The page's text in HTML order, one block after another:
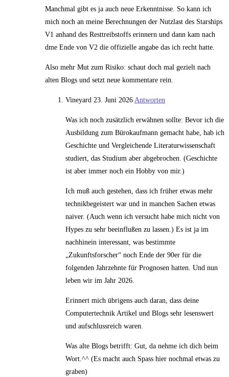
Manchmal gibt es ja auch neue Erkenntnisse. So kann ich
mich noch an meine Berechnungen der Nutzlast des Starships
V1 anhand des Resttreibstoffs erinnern und dann kam nach
dme Ende von V2 die offizielle angabe das ich recht hatte.
Also mehr Mut zum Risiko: schaut doch mal gezielt nach
alten Blogs und setzt neue kommentare rein.
Vineyard 23. Juni 2026 Antworten
Was ich noch zusätzlich erwähnen sollte: Bevor ich die
Ausbildung zum Bürokaufmann gemacht habe, hab ich
Geschichte und Vergleichende Literaturwissenschaft
studiert, das Studium aber abgebrochen. (Geschichte
ist aber immer noch ein Hobby von mir.)
Ich muß auch gestehen, dass ich früher etwas mehr
technikbegeistert war und in manchen Sachen etwas
naiver. (Auch wenn ich versucht habe mich nicht von
Hypes zu sehr beeinflußen zu lassen.) Es ist ja im
nachhinein interessant, was bestimmte
„Zukunftsforscher“ noch Ende der 90er für die
folgenden Jahrzehnte für Prognosen hatten. Und nun
leben wir im Jahr 2026.
Erinnert mich übrigens auch daran, dass deine
Computertechnik Artikel und Blogs sehr lesenswert
und aufschlussreich waren.
Was alte Blogs betrifft: Gut, da nehme ich dich beim
Wort.^^ (Es macht auch Spass hier nochmal etwas zu
graben)